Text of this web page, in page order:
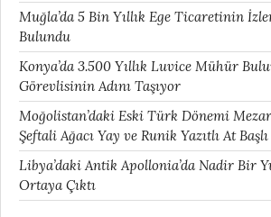
Muğla’da 5 Bin Yıllık Ege Ticaretinin
Bulundu
Konya’da 3.500 Yıllık Luvice Mühür
Görevlisinin Adını Taşıyor
Moğolistan’daki Eski Türk Dönemi
Şeftali Ağacı Yay ve Runik Yazıtlı At
Libya’daki Antik Apollonia’da Nadir Bir
Ortaya Çıktı